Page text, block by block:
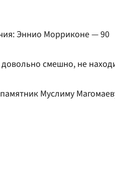
Эннио Морриконе — 90
смешно, не
Муслиму